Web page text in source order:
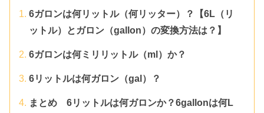
6ガロンは何リットル（何リッター）？【6L（リ
ットル）とガロン（gallon）の変換方法は？】
6ガロンは何ミリリットル（ml）か？
6リットルは何ガロン（gal）？
まとめ 6リットルは何ガロンか？6gallonは何L